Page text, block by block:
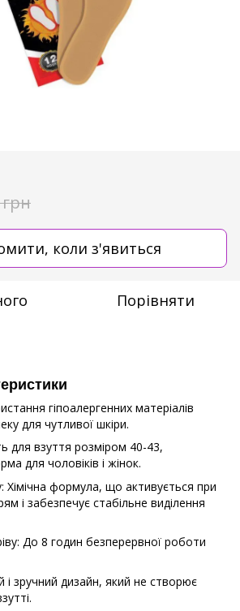
коли з'явиться
Порівняти
гіпоалергенних матеріалів
для чутливої шкіри.
для взуття розміром 40-43,
для чоловіків і жінок.
Хімічна формула, що активується при
і забезпечує стабільне виділення
До 8 годин безперервної роботи
зручний дизайн, який не створює